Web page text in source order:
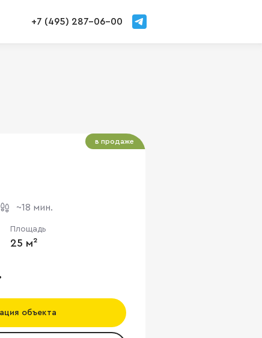
+7 (495) 287-06-00
~18 мин.
Площадь
25 м²
объекта
в продаже